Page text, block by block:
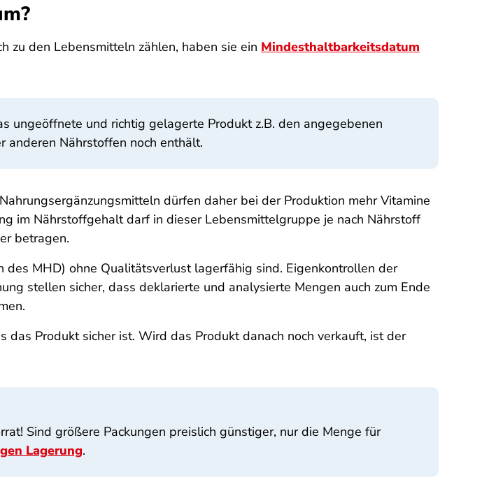
zu den Lebensmitteln zählen, haben sie ein Mindesthaltbarkeitsdatum
ungeöffnete und richtig gelagerte Produkt z.B. den angegebenen
anderen Nährstoffen noch enthält.
dürfen daher bei der Produktion mehr Vitamine
im Nährstoffgehalt darf in dieser Lebensmittelgruppe je nach Nährstoff
betragen.
MHD) ohne Qualitätsverlust lagerfähig sind. Eigenkontrollen der
stellen sicher, dass deklarierte und analysierte Mengen auch zum Ende
Produkt sicher ist. Wird das Produkt danach noch verkauft, ist der
Sind größere Packungen preislich günstiger, nur die Menge für
Lagerung.